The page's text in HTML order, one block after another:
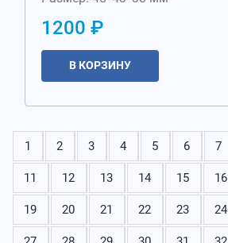
1200 ₽
В КОРЗИНУ
1 2 3 4 5 6 7
11 12 13 14 15 16
19 20 21 22 23 24